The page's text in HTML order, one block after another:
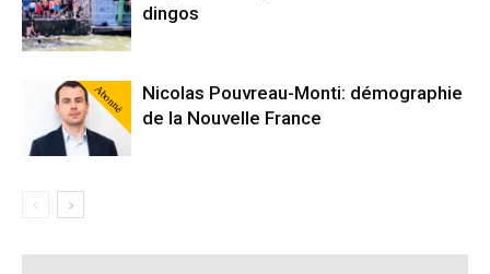
dingos
Abonné
Nicolas Pouvreau-Monti: démographie
de la Nouvelle France